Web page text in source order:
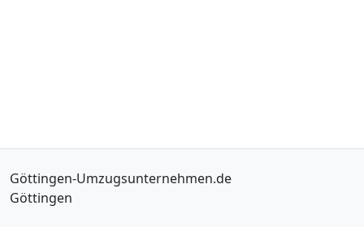
Göttingen-Umzugsunternehmen.de
Göttingen